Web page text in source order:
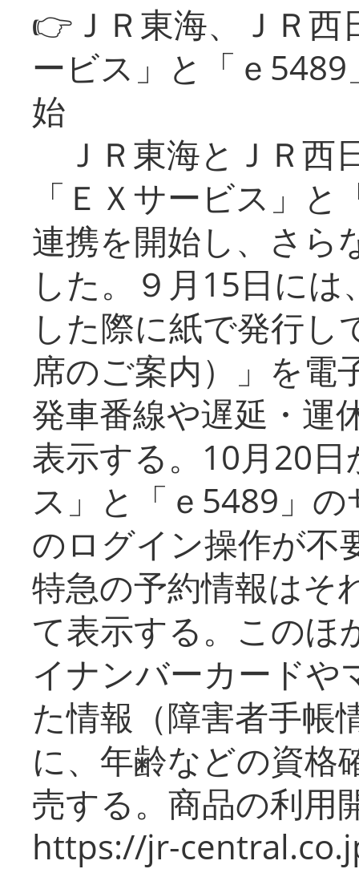
👉ＪＲ東海、ＪＲ
ービス」と「ｅ
始
ＪＲ東海とＪＲ西
「ＥＸサービス」
連携を開始し、さら
した。９月15日に
した際に紙で発行し
席のご案内）」を電
発車番線や遅延・運
表示する。10月20
ス」と「ｅ5489」
のログイン操作が不
特急の予約情報はそ
て表示する。このほ
イナンバーカードや
た情報（障害者手帳
に、年齢などの資格
売する。商品の利用
https://jr-